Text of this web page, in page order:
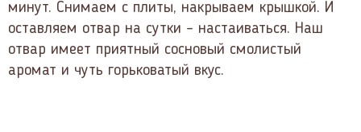
минут. Снимаем с плиты, накрываем крышкой. И
оставляем отвар на сутки – настаиваться. Наш
отвар имеет приятный сосновый смолистый
аромат и чуть горьковатый вкус.